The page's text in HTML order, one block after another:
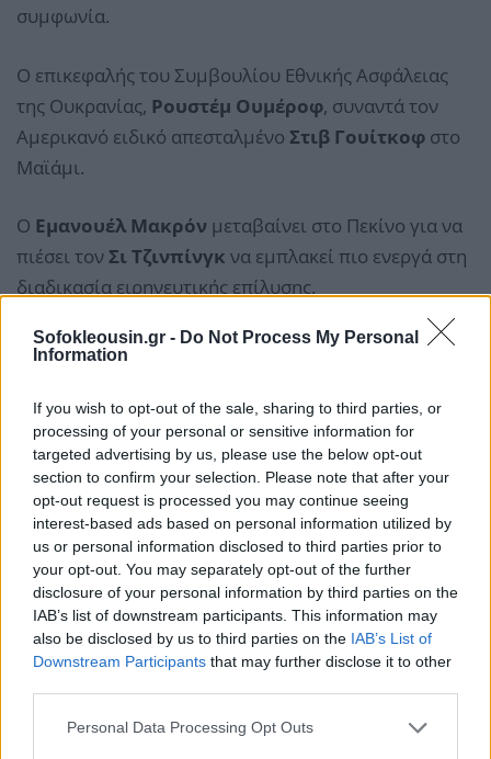
Sofokleousin.gr - Do Not Process My Personal
Information
If you wish to opt-out of the sale, sharing to third parties, or
processing of your personal or sensitive information for
targeted advertising by us, please use the below opt-out
section to confirm your selection. Please note that after your
opt-out request is processed you may continue seeing
interest-based ads based on personal information utilized by
us or personal information disclosed to third parties prior to
your opt-out. You may separately opt-out of the further
disclosure of your personal information by third parties on the
IAB’s list of downstream participants. This information may
also be disclosed by us to third parties on the IAB’s List of
Downstream Participants that may further disclose it to other
Personal Data Processing Opt Outs
συμφωνία.
Ο επικεφαλής του Συμβουλίου Εθνικής Ασφάλειας
της Ουκρανίας, Ρουστέμ Ουμέροφ, συναντά τον
Αμερικανό ειδικό απεσταλμένο Στιβ Γουίτκοφ στο
Μαϊάμι.
Ο Εμανουέλ Μακρόν μεταβαίνει στο Πεκίνο για να
πιέσει τον Σι Τζινπίνγκ να εμπλακεί πιο ενεργά στη
διαδικασία ειρηνευτικής επίλυσης.
Στις ΗΠΑ, οι συνομιλίες της Τρίτης με τη Ρωσία δεν
αναφέρθηκε σε «αρκετά καλές» συζητήσεις που είχαν
ο γαμπρός του Τζάρεντ Κούσνερ και ο Γουίτκοφ με
Ρώσους αξιωματούχους.
Ο πρώην Βρετανός πρέσβης στις ΗΠΑ, σερ Κιμ
Ντάροκ, προειδοποίησε ότι ο πόλεμος μπορεί να
συνεχιστεί «μέχρι τον χειμώνα και πέρα»,
σημειώνοντας ότι εάν ο Τραμπ δεν καταφέρει να
κλείσει συμφωνία, ενδέχεται να αποσύρει τη στήριξη